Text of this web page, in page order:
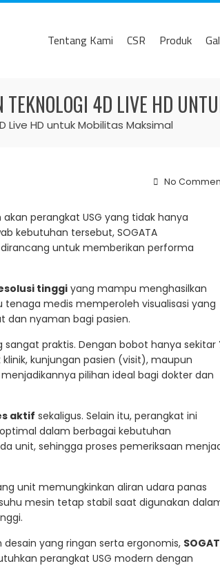
Tentang Kami CSR Produk
4D LIVE HD
Live HD untuk Mobilitas Maksimal
No
perangkat USG yang tidak hanya
kebutuhan tersebut, SOGATA
untuk memberikan performa
tinggi yang mampu menghasilkan
medis memperoleh visualisasi yang
dan nyaman bagi pasien.
praktis. Dengan bobot hanya sekitar
kunjungan pasien (visit), maupun
pilihan ideal bagi dokter dan
aktif sekaligus. Selain itu, perangkat ini
dalam berbagai kebutuhan
unit, sehingga proses pemeriksaan
unit memungkinkan aliran udara panas
mesin tetap stabil saat digunakan
yang ringan serta ergonomis,
perangkat USG modern dengan